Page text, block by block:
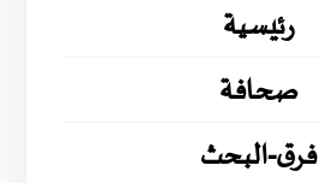
رئيسية
صحافة
فرق-البحث